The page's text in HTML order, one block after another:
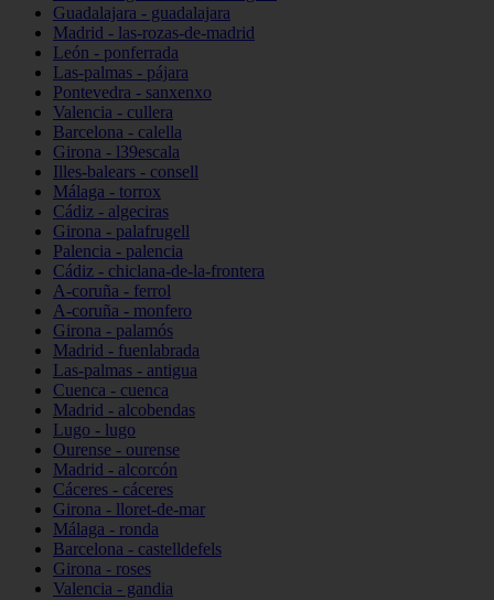
Guadalajara - guadalajara
Madrid - las-rozas-de-madrid
León - ponferrada
Las-palmas - pájara
Pontevedra - sanxenxo
Valencia - cullera
Barcelona - calella
Girona - l39escala
Illes-balears - consell
Málaga - torrox
Cádiz - algeciras
Girona - palafrugell
Palencia - palencia
Cádiz - chiclana-de-la-frontera
A-coruña - ferrol
A-coruña - monfero
Girona - palamós
Madrid - fuenlabrada
Las-palmas - antigua
Cuenca - cuenca
Madrid - alcobendas
Lugo - lugo
Ourense - ourense
Madrid - alcorcón
Cáceres - cáceres
Girona - lloret-de-mar
Málaga - ronda
Barcelona - castelldefels
Girona - roses
Valencia - gandia